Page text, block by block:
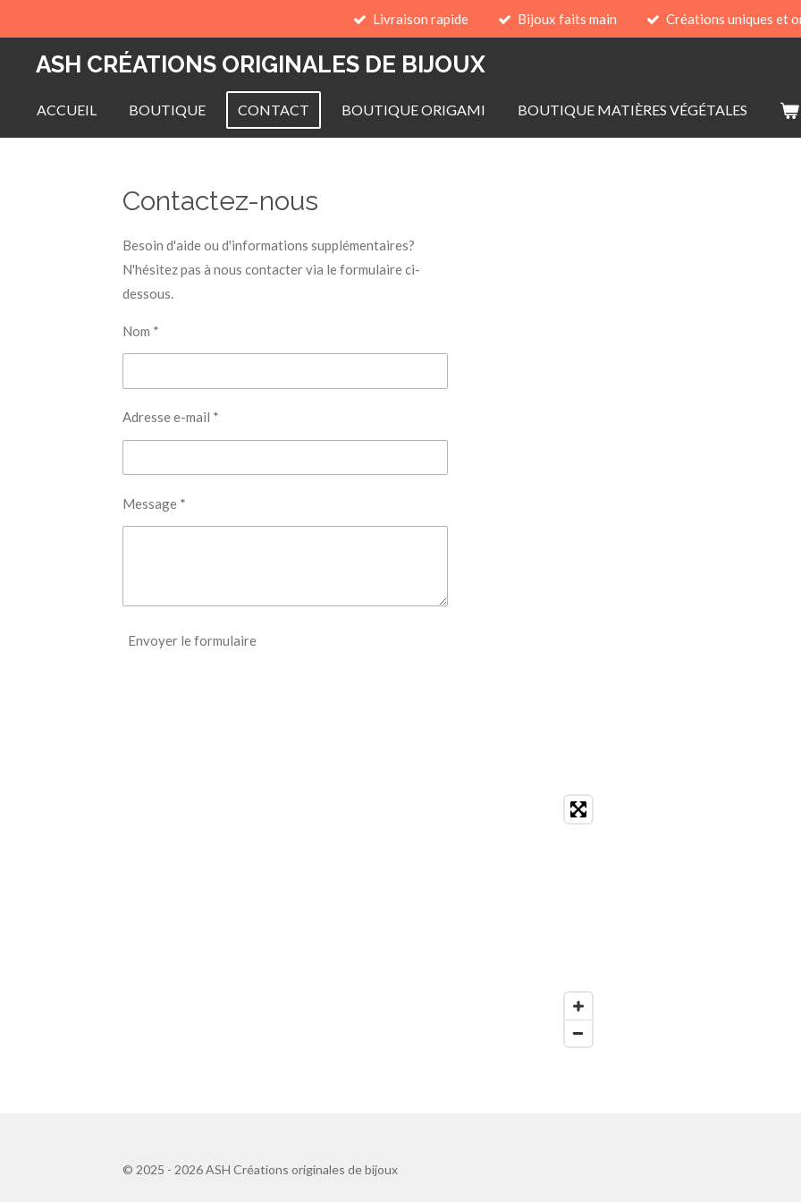
contenu
Livraison rapide Bijoux faits main Créations uniques et
ASH CRÉATIONS ORIGINALES DE BIJOUX
ACCUEIL BOUTIQUE CONTACT BOUTIQUE ORIGAMI BOUTIQUE MATIÈRES VÉGÉTALES
Contactez-nous
Besoin d'aide ou d'informations supplémentaires?
N'hésitez pas à nous contacter via le formulaire ci-
dessous.
Nom *
Adresse e-mail *
Message *
Envoyer le formulaire
© 2025 - 2026 ASH Créations originales de bijoux